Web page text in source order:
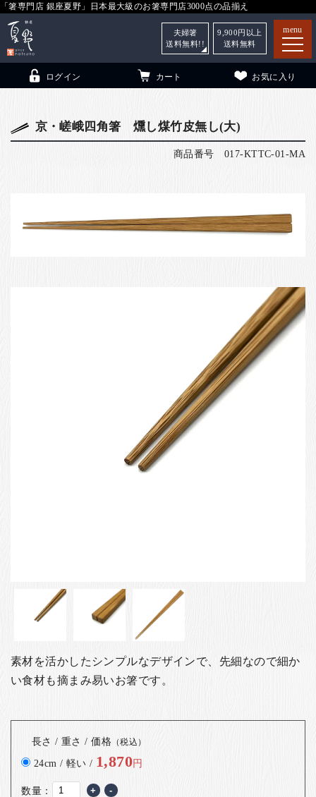
「箸専門店 銀座夏野」日本最大級のお箸専門店3000点の品揃え
menu
ログイン カート お気に入り
夫婦箸
送料無料!!
9,900 円以上
送料無料
京・嵯峨四角箸 燻し煤竹皮無し(大)
商品番号 017-KTTC-01-MA
素材を活かしたシンプルなデザインで、先細なので細か
い食材も摘まみ易いお箸です。
長さ / 重さ / 価格 （税込）
24cm / 軽い / 1,870円
数量： + -